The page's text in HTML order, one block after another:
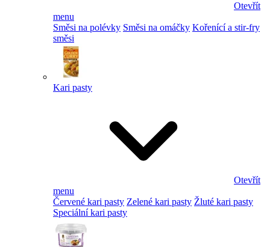
Otevřít
menu
Směsi na polévky Směsi na omáčky Kořenící a stir-fry
směsi
Kari pasty
Otevřít
menu
Červené kari pasty Zelené kari pasty Žluté kari pasty
Speciální kari pasty